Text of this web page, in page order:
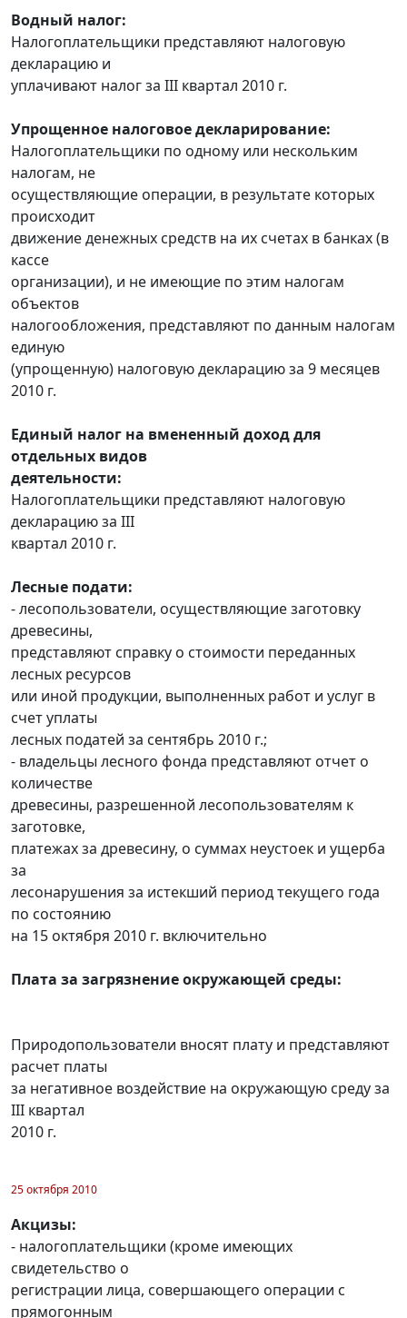
Водный налог:
Налогоплательщики представляют налоговую
декларацию и
уплачивают налог за III квартал 2010 г.
Упрощенное налоговое декларирование:
Налогоплательщики по одному или нескольким
налогам, не
осуществляющие операции, в результате которых
происходит
движение денежных средств на их счетах в банках (в
кассе
организации), и не имеющие по этим налогам
объектов
налогообложения, представляют по данным налогам
единую
(упрощенную) налоговую декларацию за 9 месяцев
2010 г.
Единый налог на вмененный доход для
отдельных видов
деятельности:
Налогоплательщики представляют налоговую
декларацию за III
квартал 2010 г.
Лесные подати:
- лесопользователи, осуществляющие заготовку
древесины,
представляют справку о стоимости переданных
лесных ресурсов
или иной продукции, выполненных работ и услуг в
счет уплаты
лесных податей за сентябрь 2010 г.;
- владельцы лесного фонда представляют отчет о
количестве
древесины, разрешенной лесопользователям к
заготовке,
платежах за древесину, о суммах неустоек и ущерба
за
лесонарушения за истекший период текущего года
по состоянию
на 15 октября 2010 г. включительно
Плата за загрязнение окружающей среды:
Природопользователи вносят плату и представляют
расчет платы
за негативное воздействие на окружающую среду за
III квартал
2010 г.
25 октября 2010
Акцизы:
- налогоплательщики (кроме имеющих
свидетельство о
регистрации лица, совершающего операции с
прямогонным